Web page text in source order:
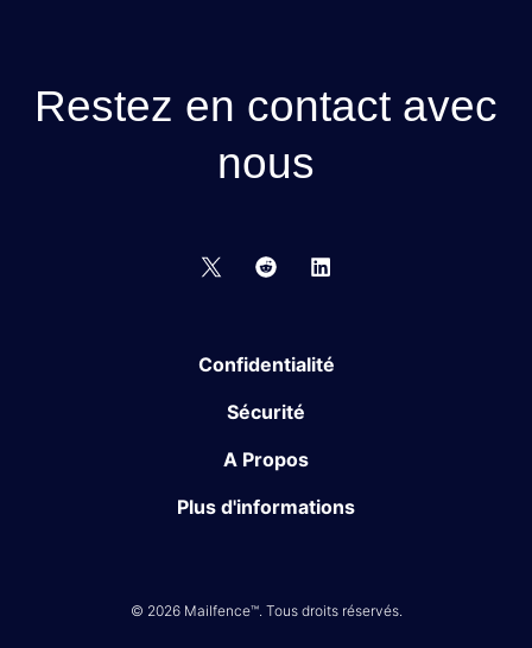
Restez en contact avec
nous
Confidentialité
Sécurité
A Propos
Plus d'informations
© 2026 Mailfence™. Tous droits réservés.